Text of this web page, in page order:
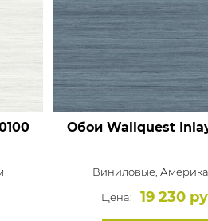
Обои Wallquest
Виниловые,
Цена:
19 230